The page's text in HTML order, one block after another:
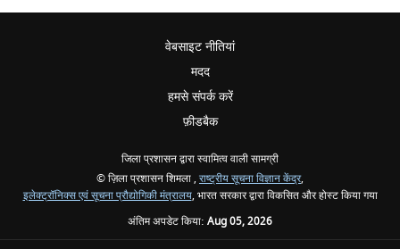
वेबसाइट नीतियां
मदद
हमसे संपर्क करें
फ़ीडबैक
जिला प्रशासन द्वारा स्वामित्व वाली सामग्री
© ज़िला प्रशासन शिमला , राष्ट्रीय सूचना विज्ञान केंद्र,
इलेक्ट्रॉनिक्स एवं सूचना प्रौद्योगिकी मंत्रालय, भारत सरकार द्वारा विकसित और होस्ट किया गया
अंतिम अपडेट किया: Aug 05, 2026